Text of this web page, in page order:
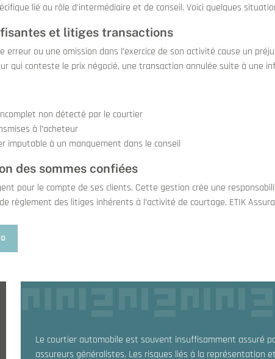
lié au rôle d’intermédiaire et de conseil. Voici quelques
et litiges transactions
ou une omission dans l’exercice de son activité cause un
qui conteste le prix négocié, une transaction annulée suite à une
non détecté par le courtier
à l’acheteur
imputable à un manquement dans le conseil
des sommes confiées
pour le compte de ses clients. Cette gestion crée une
règlement des litiges inhérents à l’activité de courtage. ETIK
Le courtier automobile est souvent insuffisamment assuré
assureurs généralistes. Les risques liés à la représentation